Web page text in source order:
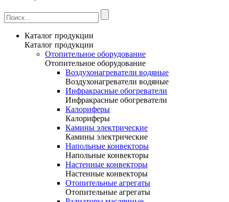
Каталог продукции
Каталог продукции
Отопительное оборудование
Отопительное оборудование
Воздухонагреватели водяные
Воздухонагреватели водяные
Инфракрасные обогреватели
Инфракрасные обогреватели
Калориферы
Калориферы
Камины электрические
Камины электрические
Напольные конвекторы
Напольные конвекторы
Настенные конвекторы
Настенные конвекторы
Отопительные агрегаты
Отопительные агрегаты